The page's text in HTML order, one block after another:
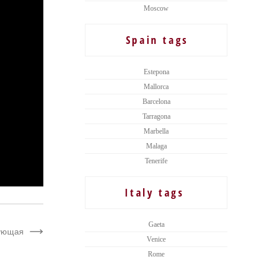
Moscow
Spain tags
Estepona
Mallorca
Barcelona
Tarragona
Marbella
Malaga
Tenerife
Italy tags
Gaeta
Venice
Rome